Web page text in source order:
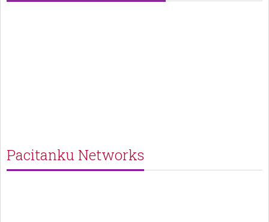
Pacitanku Networks